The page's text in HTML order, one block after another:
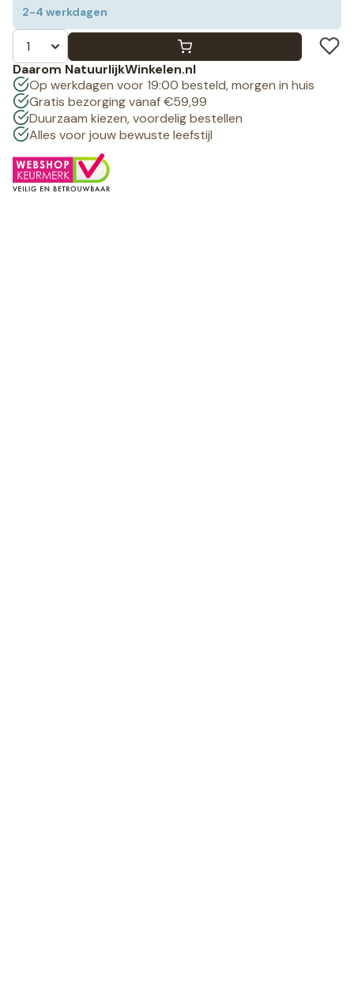
2-4 werkdagen
Daarom NatuurlijkWinkelen.nl
Op werkdagen voor 19:00 besteld, morgen in huis
Gratis bezorging vanaf €59,99
Duurzaam kiezen, voordelig bestellen
Alles voor jouw bewuste leefstijl